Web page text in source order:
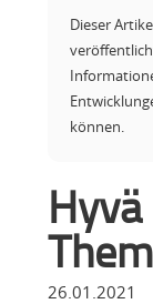
Dieser
können.
26.01.2021